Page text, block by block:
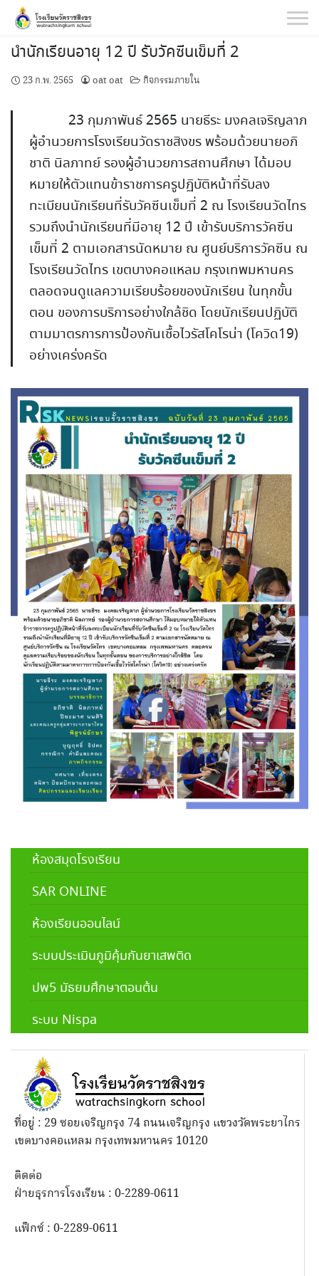
Skip
content
นำนักเรียนอายุ 12 ปี รับวัคซีนเข็มที่ 2
23 ก.พ. 2565 oat oat กิจกรรมภายใน
23 กุมภาพันธ์ 2565 นายธีระ มงคลเจริญลาภ
ผู้อำนวยการโรงเรียนวัดราชสิงขร พร้อมด้วยนายอภิ
ชาติ นิลภาทย์ รองผู้อำนวยการสถานศึกษา ได้มอบ
หมายให้ตัวแทนข้าราชการครูปฏิบัติหน้าที่รับลง
ทะเบียนนักเรียนที่รับวัคซีนเข็มที่ 2 ณ โรงเรียนวัดไทร
รวมถึงนำนักเรียนที่มีอายุ 12 ปี เข้ารับบริการวัคซีน
เข็มที่ 2 ตามเอกสารนัดหมาย ณ ศูนย์บริการวัคซีน ณ
โรงเรียนวัดไทร เขตบางคอแหลม กรุงเทพมหานคร
ตลอดจนดูแลความเรียบร้อยของนักเรียน ในทุกขั้น
ตอน ของการบริการอย่างใกล้ชิด โดยนักเรียนปฏิบัติ
ตามมาตรการการป้องกันเชื้อไวรัสโคโรน่า (โควิด19)
อย่างเคร่งครัด
ห้องสมุดโรงเรียน
SAR ONLINE
ห้องเรียนออนไลน์
ระบบประเมินภูมิคุ้มกันยาเสพติด
ปพ5 มัธยมศึกษาตอนต้น
ระบบ Nispa
ที่อยู่ : 29 ซอยเจริญกรุง 74 ถนนเจริญกรุง แขวงวัดพระยาไกร
เขตบางคอแหลม กรุงเทพมหานคร 10120
ติดต่อ
ฝ่ายธุรการโรงเรียน : 0-2289-0611
แฟ็กซ์ : 0-2289-0611